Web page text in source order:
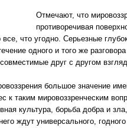
Отмечают, что
противоречивая
что угодно. Серьезные
одного и того же
друг с другом
большое значение
к таким мировоззренческим
культура, борьба добра и
ждут универсального,